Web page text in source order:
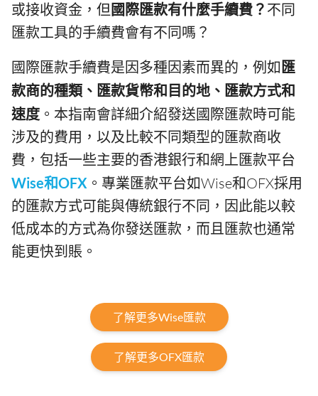
或接收資金，但國際匯款有什麼手續費？ 不同
匯款工具的手續費會有不同嗎？
國際匯款手續費是因多種因素而異的，例如 匯
款商的種類、匯款貨幣和目的地、匯款方式和
速度。本指南會詳細介紹發送國際匯款時可能
涉及的費用，以及比較不同類型的匯款商收
費，包括一些主要的香港銀行和網上匯款平台
Wise和OFX 。專業匯款平台如Wise和OFX採用
的匯款方式可能與傳統銀行不同，因此能以較
低成本的方式為你發送匯款，而且匯款也通常
能更快到賬。
了解更多Wise匯款
了解更多OFX匯款